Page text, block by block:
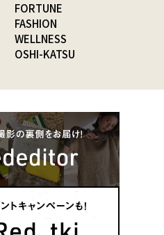
FORTUNE
FASHION
WELLNESS
OSHI-KATSU